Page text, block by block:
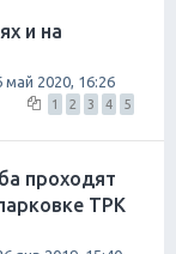
и на
май 2020, 16:26
1 2 3 4 5
проходят
ТРК